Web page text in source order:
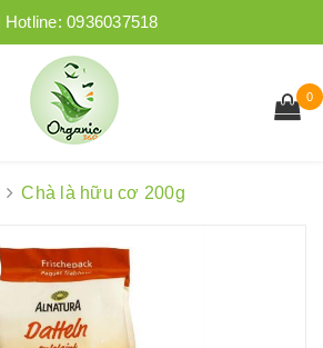
Hotline:0936037518
0
Chà là hữu cơ 200g